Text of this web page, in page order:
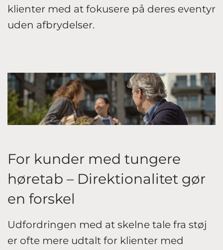
klienter med at fokusere på deres eventyr
uden afbrydelser.
For kunder med tungere
høretab – Direktionalitet gør
en forskel
Udfordringen med at skelne tale fra støj
er ofte mere udtalt for klienter med